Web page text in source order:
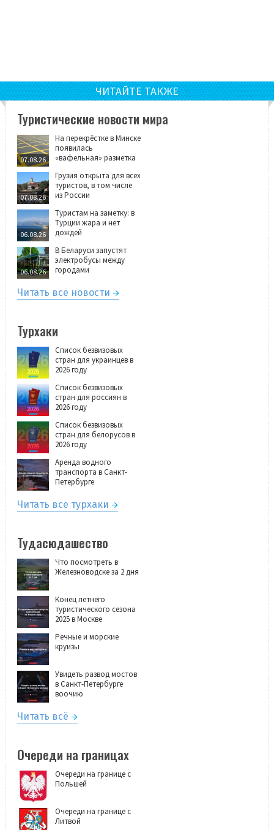
ЧИТАЙТЕ ТАКЖЕ
Туристические новости мира
07.08.26
На перекрёстке в Минске
появилась
«вафельная» разметка
07.08.26
Грузия открыта для всех
туристов, в том числе
из России
06.08.26
Туристам на заметку: в
Турции жара и нет
дождей
06.08.26
В Беларуси запустят
электробусы между
городами
Читать все новости
Турхаки
Список безвизовых
стран для украинцев в
2026 году
Список безвизовых
стран для россиян в
2026 году
Список безвизовых
стран для белорусов в
2026 году
Аренда водного
транспорта в Санкт-
Петербурге
Читать все турхаки
Тудасюдашество
Что посмотреть в
Железноводске за 2 дня
Конец летнего
туристического сезона
2025 в Москве
Речные и морские
круизы
Увидеть развод мостов
в Санкт-Петербурге
воочию
Читать всё
Очереди на границах
Очереди на границе с
Польшей
Очереди на границе с
Литвой